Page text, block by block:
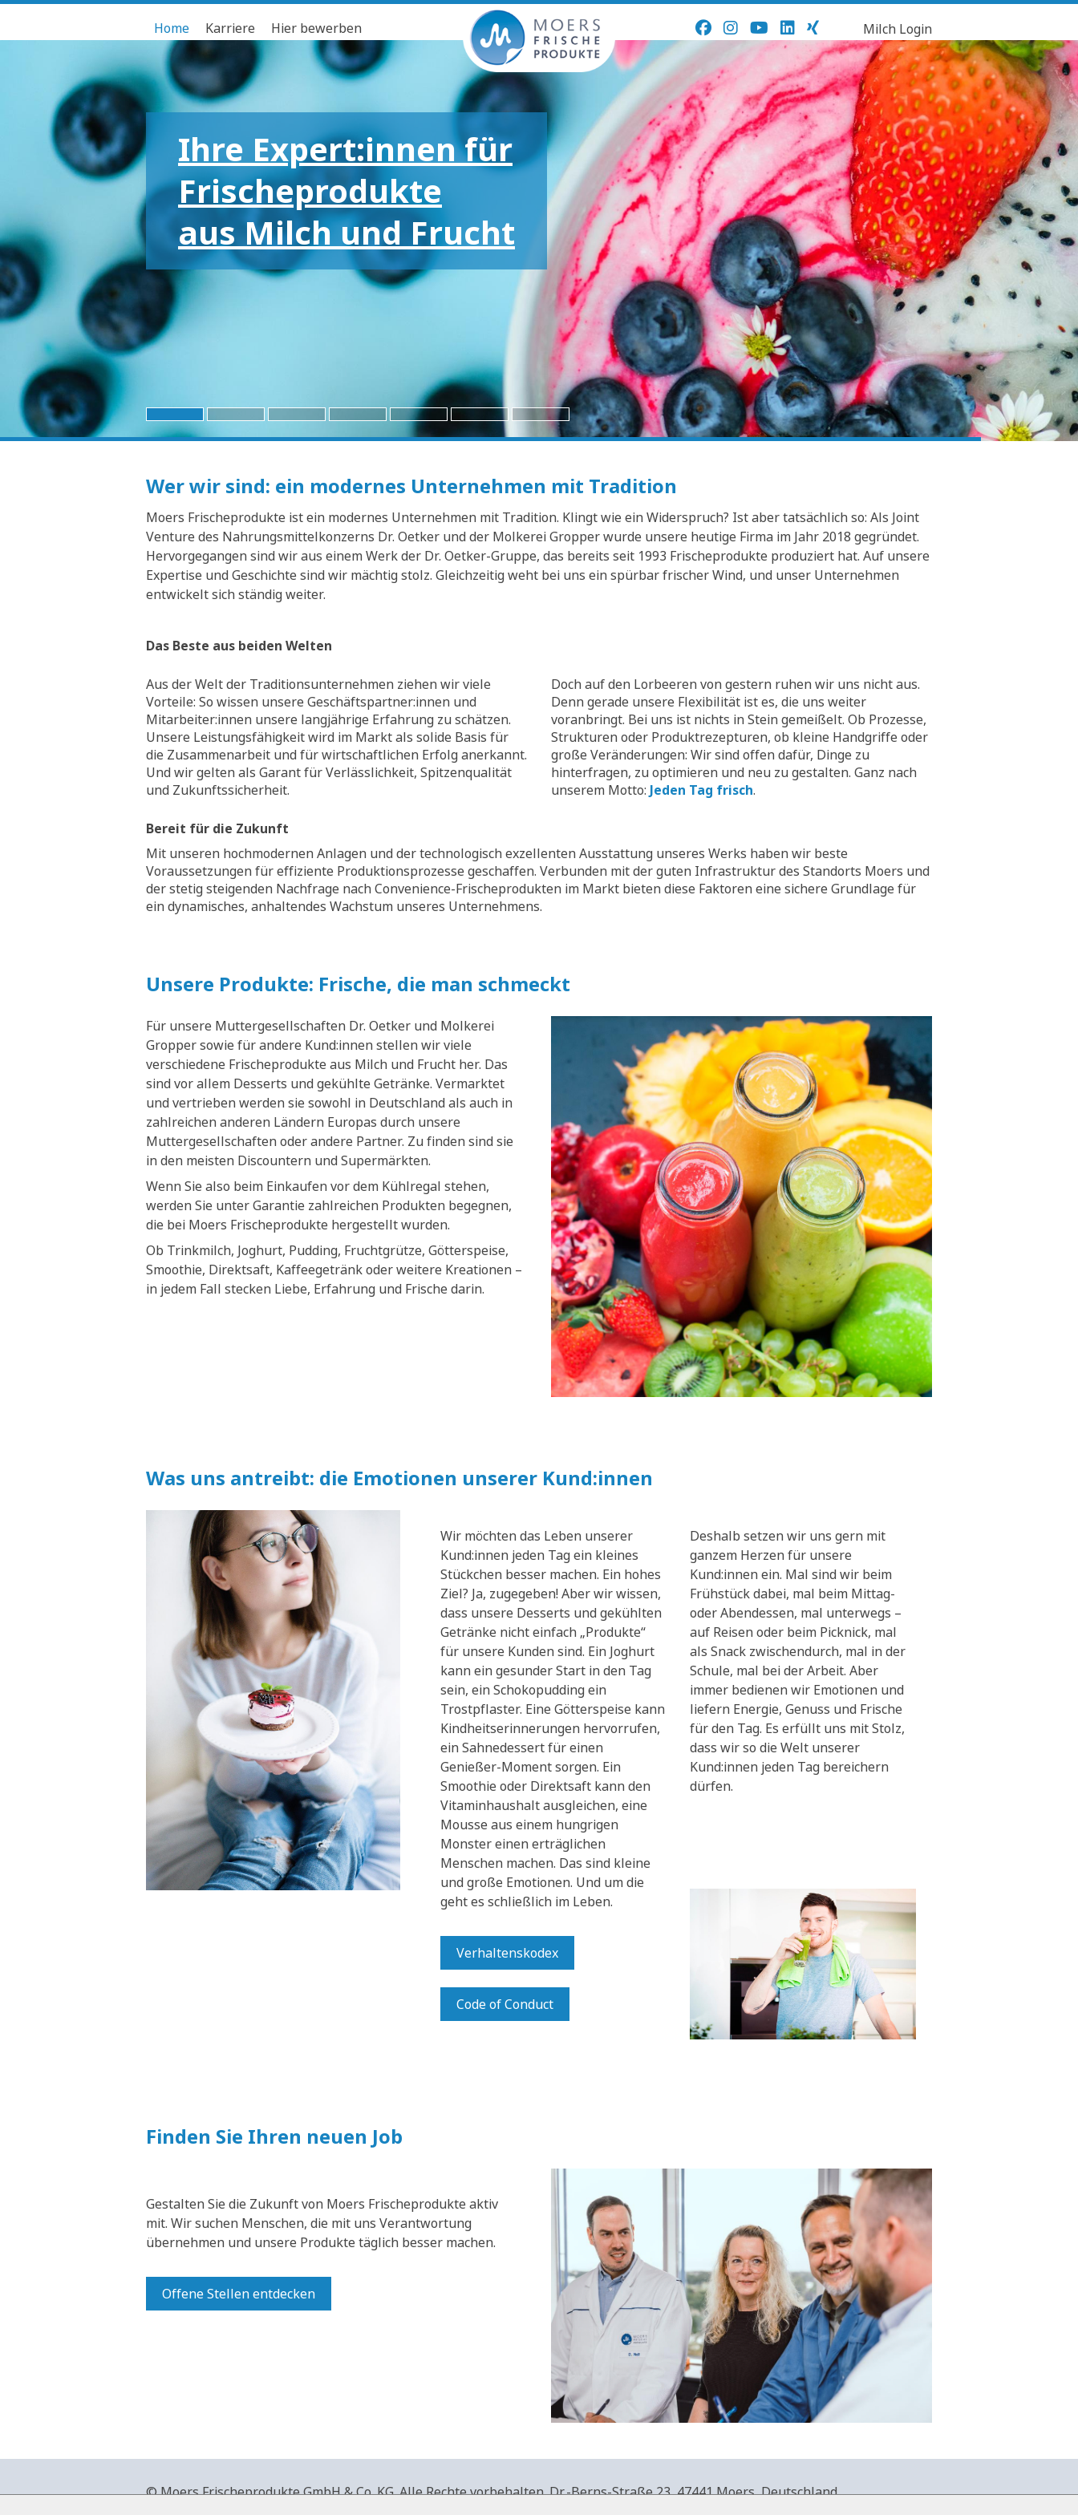
Home Karriere Hier bewerben Milch Login
Ihre Expert:innen für
Frischeprodukte
aus Milch und Frucht
Für die großen und
kleinen Emotionen
Wer wir sind: ein modernes Unternehmen mit Tradition
Moers Frischeprodukte ist ein modernes Unternehmen mit Tradition. Klingt wie ein Widerspruch? Ist aber tatsächlich so: Als Joint
Venture des Nahrungsmittelkonzerns Dr. Oetker und der Molkerei Gropper wurde unsere heutige Firma im Jahr 2018 gegründet.
Hervorgegangen sind wir aus einem Werk der Dr. Oetker-Gruppe, das bereits seit 1993 Frischeprodukte produziert hat. Auf unsere
Expertise und Geschichte sind wir mächtig stolz. Gleichzeitig weht bei uns ein spürbar frischer Wind, und unser Unternehmen
entwickelt sich ständig weiter.
Das Beste aus beiden Welten
Aus der Welt der Traditionsunternehmen ziehen wir viele
Vorteile: So wissen unsere Geschäftspartner:innen und
Mitarbeiter:innen unsere langjährige Erfahrung zu schätzen.
Unsere Leistungsfähigkeit wird im Markt als solide Basis für
die Zusammenarbeit und für wirtschaftlichen Erfolg anerkannt.
Und wir gelten als Garant für Verlässlichkeit, Spitzenqualität
und Zukunftssicherheit.
Doch auf den Lorbeeren von gestern ruhen wir uns nicht aus.
Denn gerade unsere Flexibilität ist es, die uns weiter
voranbringt. Bei uns ist nichts in Stein gemeißelt. Ob Prozesse,
Strukturen oder Produktrezepturen, ob kleine Handgriffe oder
große Veränderungen: Wir sind offen dafür, Dinge zu
hinterfragen, zu optimieren und neu zu gestalten. Ganz nach
unserem Motto: Jeden Tag frisch.
Bereit für die Zukunft
Mit unseren hochmodernen Anlagen und der technologisch exzellenten Ausstattung unseres Werks haben wir beste
Voraussetzungen für effiziente Produktionsprozesse geschaffen. Verbunden mit der guten Infrastruktur des Standorts Moers und
der stetig steigenden Nachfrage nach Convenience-Frischeprodukten im Markt bieten diese Faktoren eine sichere Grundlage für
ein dynamisches, anhaltendes Wachstum unseres Unternehmens.
Unsere Produkte: Frische, die man schmeckt
Für unsere Muttergesellschaften Dr. Oetker und Molkerei
Gropper sowie für andere Kund:innen stellen wir viele
verschiedene Frischeprodukte aus Milch und Frucht her. Das
sind vor allem Desserts und gekühlte Getränke. Vermarktet
und vertrieben werden sie sowohl in Deutschland als auch in
zahlreichen anderen Ländern Europas durch unsere
Muttergesellschaften oder andere Partner. Zu finden sind sie
in den meisten Discountern und Supermärkten.
Wenn Sie also beim Einkaufen vor dem Kühlregal stehen,
werden Sie unter Garantie zahlreichen Produkten begegnen,
die bei Moers Frischeprodukte hergestellt wurden.
Ob Trinkmilch, Joghurt, Pudding, Fruchtgrütze, Götterspeise,
Smoothie, Direktsaft, Kaffeegetränk oder weitere Kreationen –
in jedem Fall stecken Liebe, Erfahrung und Frische darin.
Was uns antreibt: die Emotionen unserer Kund:innen
Wir möchten das Leben unserer
Kund:innen jeden Tag ein kleines
Stückchen besser machen. Ein hohes
Ziel? Ja, zugegeben! Aber wir wissen,
dass unsere Desserts und gekühlten
Getränke nicht einfach „Produkte“
für unsere Kunden sind. Ein Joghurt
kann ein gesunder Start in den Tag
sein, ein Schokopudding ein
Trostpflaster. Eine Götterspeise kann
Kindheitserinnerungen hervorrufen,
ein Sahnedessert für einen
Genießer-Moment sorgen. Ein
Smoothie oder Direktsaft kann den
Vitaminhaushalt ausgleichen, eine
Mousse aus einem hungrigen
Monster einen erträglichen
Menschen machen. Das sind kleine
und große Emotionen. Und um die
geht es schließlich im Leben.
Verhaltenskodex
Code of Conduct
Deshalb setzen wir uns gern mit
ganzem Herzen für unsere
Kund:innen ein. Mal sind wir beim
Frühstück dabei, mal beim Mittag-
oder Abendessen, mal unterwegs –
auf Reisen oder beim Picknick, mal
als Snack zwischendurch, mal in der
Schule, mal bei der Arbeit. Aber
immer bedienen wir Emotionen und
liefern Energie, Genuss und Frische
für den Tag. Es erfüllt uns mit Stolz,
dass wir so die Welt unserer
Kund:innen jeden Tag bereichern
dürfen.
Finden Sie Ihren neuen Job
Gestalten Sie die Zukunft von Moers Frischeprodukte aktiv
mit. Wir suchen Menschen, die mit uns Verantwortung
übernehmen und unsere Produkte täglich besser machen.
Offene Stellen entdecken
© Moers Frischeprodukte GmbH & Co. KG. Alle Rechte vorbehalten.Dr.-Berns-Straße 23,47441 Moers, Deutschland.